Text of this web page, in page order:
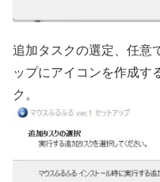
追加タスクの選定、任意
ップにアイコンを作成す
ク。